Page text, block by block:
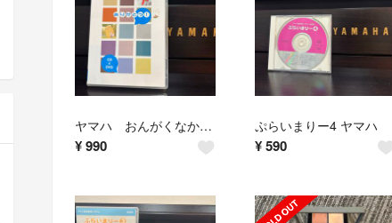
ヤマハ おんがくなかよしコース ありがとう
¥990
ぷらいまりー4 ヤマハ
¥590